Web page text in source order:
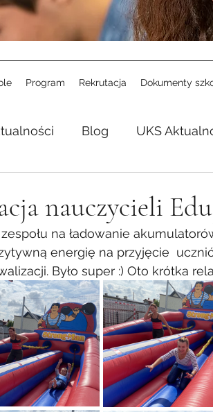
Program Rekrutacja Dokumenty
Blog UKS
nauczycieli
na ładowanie
energię na przyjęcie
Było super :) Oto krótka